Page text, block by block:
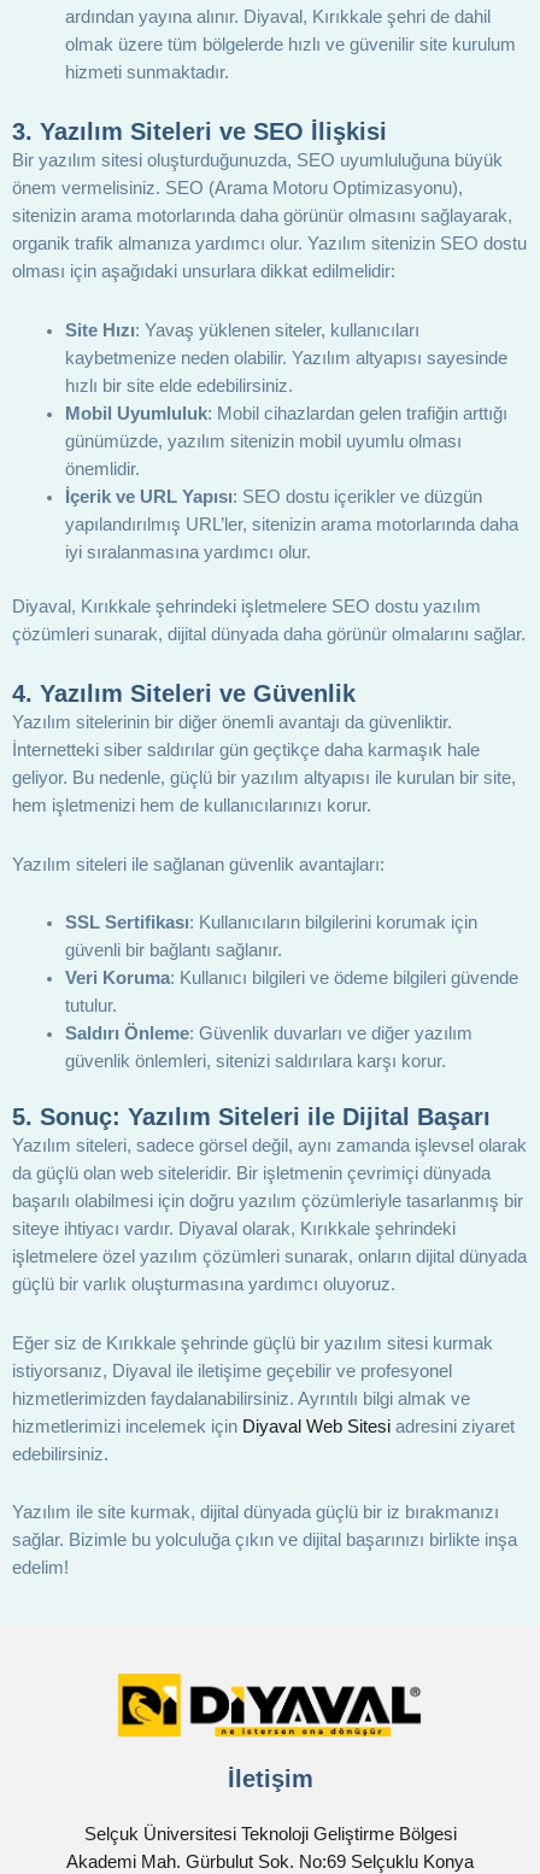
ardından yayına alınır. Diyaval, Kırıkkale şehri de dahil
olmak üzere tüm bölgelerde hızlı ve güvenilir site kurulum
hizmeti sunmaktadır.
3. Yazılım Siteleri ve SEO İlişkisi
Bir yazılım sitesi oluşturduğunuzda, SEO uyumluluğuna büyük
önem vermelisiniz. SEO (Arama Motoru Optimizasyonu),
sitenizin arama motorlarında daha görünür olmasını sağlayarak,
organik trafik almanıza yardımcı olur. Yazılım sitenizin SEO dostu
olması için aşağıdaki unsurlara dikkat edilmelidir:
Site Hızı: Yavaş yüklenen siteler, kullanıcıları
kaybetmenize neden olabilir. Yazılım altyapısı sayesinde
hızlı bir site elde edebilirsiniz.
Mobil Uyumluluk: Mobil cihazlardan gelen trafiğin arttığı
günümüzde, yazılım sitenizin mobil uyumlu olması
önemlidir.
İçerik ve URL Yapısı: SEO dostu içerikler ve düzgün
yapılandırılmış URL’ler, sitenizin arama motorlarında daha
iyi sıralanmasına yardımcı olur.
Diyaval, Kırıkkale şehrindeki işletmelere SEO dostu yazılım
çözümleri sunarak, dijital dünyada daha görünür olmalarını sağlar.
4. Yazılım Siteleri ve Güvenlik
Yazılım sitelerinin bir diğer önemli avantajı da güvenliktir.
İnternetteki siber saldırılar gün geçtikçe daha karmaşık hale
geliyor. Bu nedenle, güçlü bir yazılım altyapısı ile kurulan bir site,
hem işletmenizi hem de kullanıcılarınızı korur.
Yazılım siteleri ile sağlanan güvenlik avantajları:
SSL Sertifikası: Kullanıcıların bilgilerini korumak için
güvenli bir bağlantı sağlanır.
Veri Koruma: Kullanıcı bilgileri ve ödeme bilgileri güvende
tutulur.
Saldırı Önleme: Güvenlik duvarları ve diğer yazılım
güvenlik önlemleri, sitenizi saldırılara karşı korur.
5. Sonuç: Yazılım Siteleri ile Dijital Başarı
Yazılım siteleri, sadece görsel değil, aynı zamanda işlevsel olarak
da güçlü olan web siteleridir. Bir işletmenin çevrimiçi dünyada
başarılı olabilmesi için doğru yazılım çözümleriyle tasarlanmış bir
siteye ihtiyacı vardır. Diyaval olarak, Kırıkkale şehrindeki
işletmelere özel yazılım çözümleri sunarak, onların dijital dünyada
güçlü bir varlık oluşturmasına yardımcı oluyoruz.
Eğer siz de Kırıkkale şehrinde güçlü bir yazılım sitesi kurmak
istiyorsanız, Diyaval ile iletişime geçebilir ve profesyonel
hizmetlerimizden faydalanabilirsiniz. Ayrıntılı bilgi almak ve
hizmetlerimizi incelemek için Diyaval Web Sitesi adresini ziyaret
edebilirsiniz.
Yazılım ile site kurmak, dijital dünyada güçlü bir iz bırakmanızı
sağlar. Bizimle bu yolculuğa çıkın ve dijital başarınızı birlikte inşa
edelim!
İletişim
Selçuk Üniversitesi Teknoloji Geliştirme Bölgesi
Akademi Mah. Gürbulut Sok. No:69 Selçuklu Konya